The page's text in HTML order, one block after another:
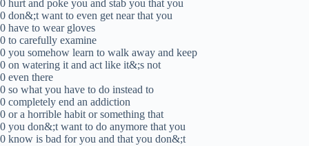
0 hurt and poke you and stab you that you
0 don&;t want to even get near that you
0 have to wear gloves
0 to carefully examine
0 you somehow learn to walk away and keep
0 on watering it and act like it&;s not
0 even there
0 so what you have to do instead to
0 completely end an addiction
0 or a horrible habit or something that
0 you don&;t want to do anymore that you
0 know is bad for you and that you don&;t